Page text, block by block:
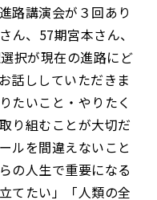
アクセス・お問合せ
寄附
路講演会が３回あり
ん、57期宮本さん、
択が現在の進路にど
話ししていただきま
たいこと・やりたく
り組むことが大切だ
ルを間違えないこと
の人生で重要になる
てたい」「人類の全